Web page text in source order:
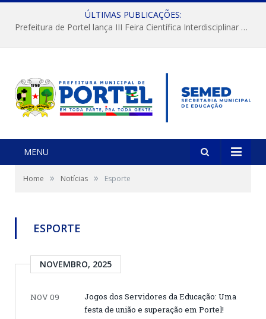
ÚLTIMAS PUBLICAÇÕES:
Prefeitura de Portel lança III Feira Científica Interdisciplinar com foco em Ciência e Territorialidade
MENU
Home » Notícias » Esporte
ESPORTE
NOVEMBRO, 2025
NOV 09
Jogos dos Servidores da Educação: Uma
festa de união e superação em Portel!